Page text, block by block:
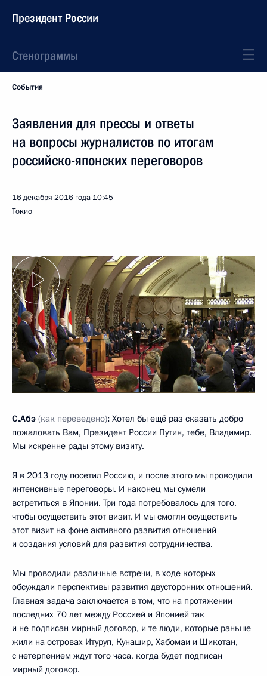
Президент России
Стенограммы
События
Заявления для прессы и ответы
на вопросы журналистов по итогам
российско-японских переговоров
16 декабря 2016 года 10:45
Токио
С.Абэ (как переведено): Хотел бы ещё раз сказать добро
пожаловать Вам, Президент России Путин, тебе, Владимир.
Мы искренне рады этому визиту.
Я в 2013 году посетил Россию, и после этого мы проводили
интенсивные переговоры. И наконец мы сумели
встретиться в Японии. Три года потребовалось для того,
чтобы осуществить этот визит. И мы смогли осуществить
этот визит на фоне активного развития отношений
и создания условий для развития сотрудничества.
Мы проводили различные встречи, в ходе которых
обсуждали перспективы развития двусторонних отношений.
Главная задача заключается в том, что на протяжении
последних 70 лет между Россией и Японией так
и не подписан мирный договор, и те люди, которые раньше
жили на островах Итуруп, Кунашир, Хабомаи и Шикотан,
с нетерпением ждут того часа, когда будет подписан
мирный договор.